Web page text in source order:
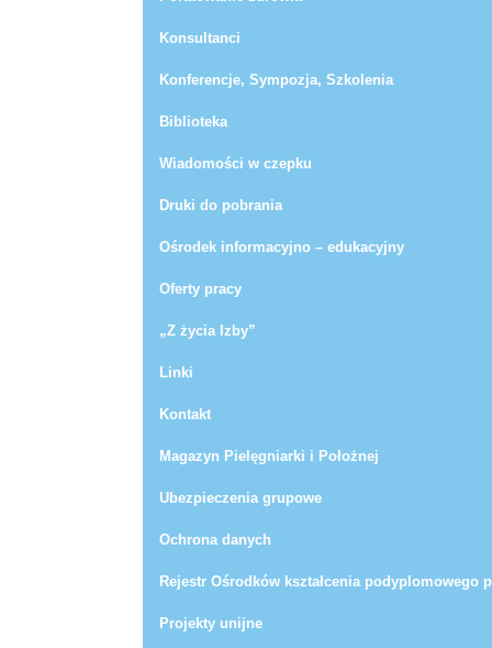
Konsultanci
Konferencje, Sympozja, Szkolenia
Biblioteka
Wiadomości w czepku
Druki do pobrania
Ośrodek informacyjno – edukacyjny
Oferty pracy
„Z życia Izby”
Linki
Kontakt
Magazyn Pielęgniarki i Położnej
Ubezpieczenia grupowe
Ochrona danych
Rejestr Ośrodków kształcenia podyplomowego
Projekty unijne